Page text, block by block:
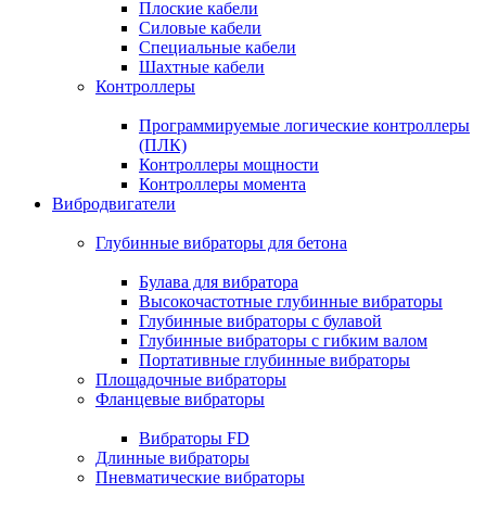
Плоские кабели
Силовые кабели
Специальные кабели
Шахтные кабели
Контроллеры
Программируемые логические контроллеры
(ПЛК)
Контроллеры мощности
Контроллеры момента
Вибродвигатели
Глубинные вибраторы для бетона
Булава для вибратора
Высокочастотные глубинные вибраторы
Глубинные вибраторы с булавой
Глубинные вибраторы с гибким валом
Портативные глубинные вибраторы
Площадочные вибраторы
Фланцевые вибраторы
Вибраторы FD
Длинные вибраторы
Пневматические вибраторы